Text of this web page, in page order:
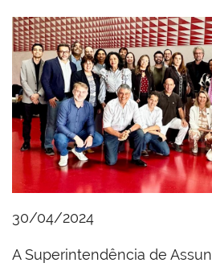
30/04/2024
A Superintendência de